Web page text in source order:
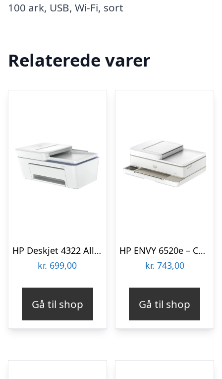
100 ark, USB, Wi-Fi, sort
Relaterede varer
HP Deskjet 4322 All-in-One – Color inkjet | Print/scan/copy | Wi-Fi(n) | USB 2.0 Multifunktion – Farve – Blæk
kr. 699,00
Gå til shop
HP ENVY 6520e – Color Inkjet – A4 Duplex – 17 ppm Multifunktion – Farve – Blæk
kr. 743,00
Gå til shop